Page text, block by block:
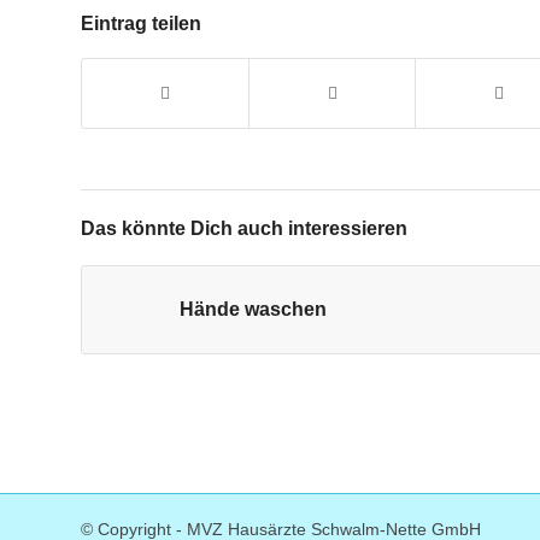
Eintrag teilen
Das könnte Dich auch interessieren
Hände waschen
© Copyright - MVZ Hausärzte Schwalm-Nette GmbH